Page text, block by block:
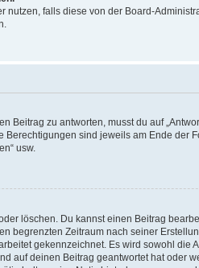
nutzen, falls diese von der Board-
Beitrag zu antworten, musst du auf
sind jeweils am Ende der
usw.
löschen. Du kannst einen Beitrag
begrenzten Zeitraum nach seiner
gekennzeichnet. Es wird sowohl die
auf deinen Beitrag geantwortet hat oder